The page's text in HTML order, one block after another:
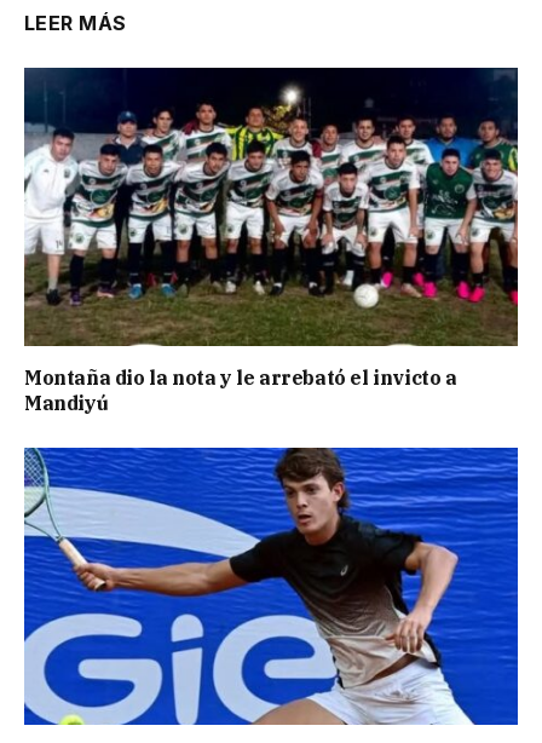
LEER MÁS
Montaña dio la nota y le arrebató el invicto a
Mandiyú